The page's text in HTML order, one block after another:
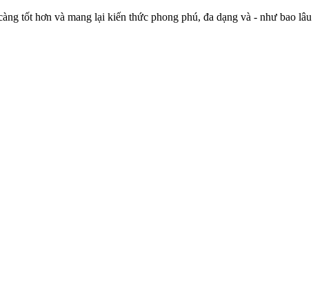
tốt hơn và mang lại kiến thức phong phú, đa dạng và - như bao lâu